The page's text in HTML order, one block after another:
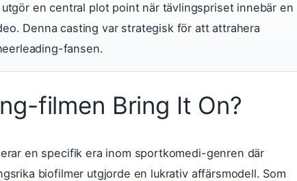
en central plot point när tävlingspriset innebär en
Denna casting var strategisk för att attrahera
fansen.
filmen Bring It On?
en specifik era inom sportkomedi-genren där
biofilmer utgjorde en lukrativ affärsmodell. Som